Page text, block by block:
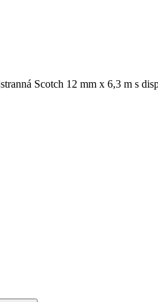
Scotch 12 mm x 6,3 m s